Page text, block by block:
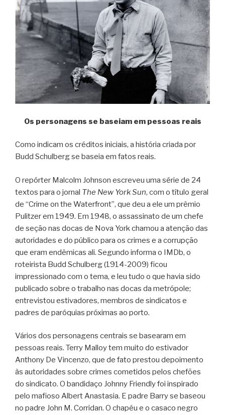
Os personagens se baseiam em pessoas reais
Como indicam os créditos iniciais, a história criada por
Budd Schulberg se baseia em fatos reais.
O repórter Malcolm Johnson escreveu uma série de 24
textos para o jornal The New York Sun, com o título geral
de “Crime on the Waterfront”, que deu a ele um prêmio
Pulitzer em 1949. Em 1948, o assassinato de um chefe
de seção nas docas de Nova York chamou a atenção das
autoridades e do público para os crimes e a corrupção
que eram endêmicas ali. Segundo informa o IMDb, o
roteirista Budd Schulberg (1914-2009) ficou
impressionado com o tema, e leu tudo o que havia sido
publicado sobre o trabalho nas docas da metrópole;
entrevistou estivadores, membros de sindicatos e
padres de paróquias próximas ao porto.
Vários dos personagens centrais se basearam em
pessoas reais. Terry Malloy tem muito do estivador
Anthony De Vincenzo, que de fato prestou depoimento
às autoridades sobre crimes cometidos pelos chefões
do sindicato. O bandidaço Johnny Friendly foi inspirado
pelo mafioso Albert Anastasia. E padre Barry se baseou
no padre John M. Corridan. O chapéu e o casaco negro